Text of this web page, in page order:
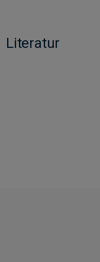
Literatur